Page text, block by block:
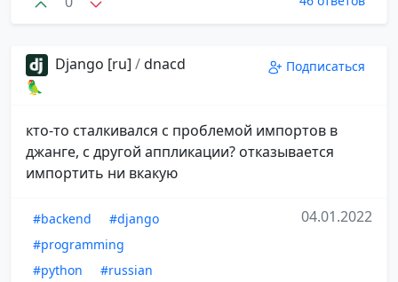
Django [ru] /dnacd
🦜
Подписаться
кто-то сталкивался с проблемой импортов в
джанге, с другой аппликации? отказывается
импортить ни вкакую
#backend
#django
#programming
#python
#russian
04.01.2022